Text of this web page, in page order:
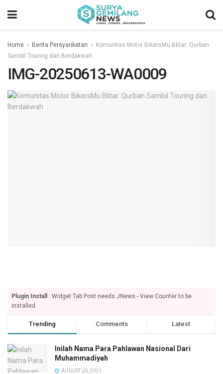
Home Berita Persyarikatan
Komunitas Motor BikersMu Blitar: Qurban
Sambil Touring dan Berdakwah
IMG-20250613-WA0009
Plugin Install
: Widget Tab Post needs JNews - View Counter to be
installed
Trending Comments Latest
Inilah Nama Para Pahlawan Nasional Dari
Muhammadiyah
AUGUST 20, 2021